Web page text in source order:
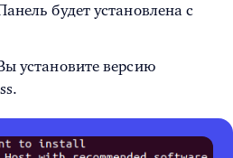
будет установлена с
установите версию